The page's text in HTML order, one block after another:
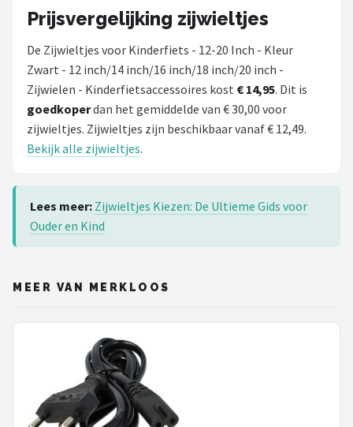
Prijsvergelijking zijwieltjes
De Zijwieltjes voor Kinderfiets - 12-20 Inch - Kleur
Zwart - 12 inch/14 inch/16 inch/18 inch/20 inch -
Zijwielen - Kinderfietsaccessoires kost € 14,95. Dit is
goedkoperdan het gemiddelde van € 30,00 voor
zijwieltjes. Zijwieltjes zijn beschikbaar vanaf € 12,49.
Bekijk alle zijwieltjes.
Lees meer: Zijwieltjes Kiezen: De Ultieme Gids voor
Ouder en Kind
MEER VAN MERKLOOS